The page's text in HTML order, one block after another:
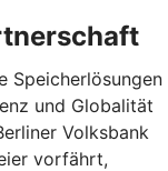
Speicherlösungen
und Globalität
Volksbank
vorfährt,